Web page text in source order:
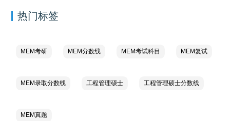
热门标签
MEM考研 MEM分数线 MEM考试科目 MEM复试
MEM录取分数线 工程管理硕士 工程管理硕士分数线
MEM真题